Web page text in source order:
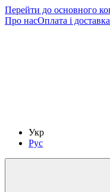
Перейти до основного
Про насОплата і доставка
Укр
Рус